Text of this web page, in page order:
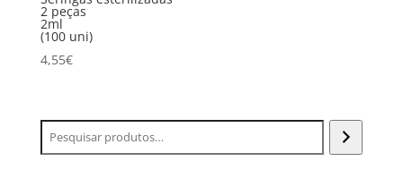
2 peças
2ml
(100 uni)
4,55€